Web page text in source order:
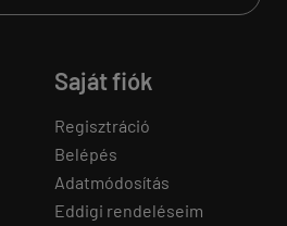
Saját fiók
Regisztráció
Belépés
Adatmódosítás
Eddigi rendeléseim